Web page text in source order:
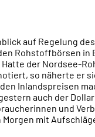
auf Regelung
Rohstoffbörsen in
der Nordsee-
so näherte er
Inlandspreisen
auch der
und
Morgen mit